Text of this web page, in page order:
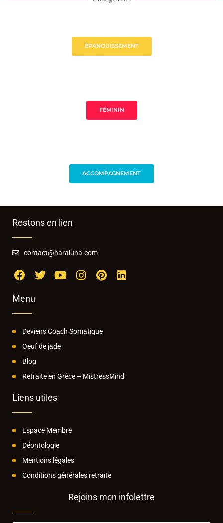
ÉPANOUISSEMENT
FÉMININ
ACCOMPAGNEMENT
Restons en lien
contact@haraluna.com
Menu
Deviens Coach Somatique
Oeuf de jade
Blog
Retraite en Grèce – MistressMind
Liens utiles
Espace Membre
Déontologie
Mentions légales
Conditions générales retraite
Rejoins mon infolettre